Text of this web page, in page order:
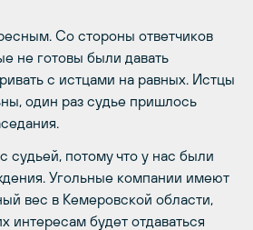
Со стороны ответчиков
не готовы были давать
с истцами на равных. Истцы
один раз судье пришлось
судьей, потому что у нас были
Угольные компании имеют
вес в Кемеровской области,
интересам будет отдаваться